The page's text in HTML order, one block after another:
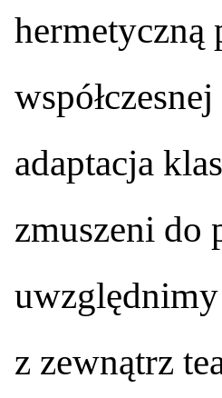
hermetyczną
adaptacja
zmuszeni do
z zewnątrz